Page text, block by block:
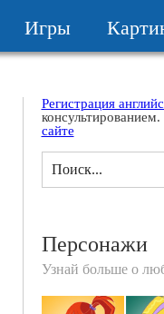
Игры
Регистрация
сайте
Персонажи
Узнай больше о